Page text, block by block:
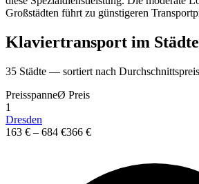
Großstädten führt zu günstigeren
Klaviertransport im Stä
35 Städte — sortiert nach Durchschnittspreis
PreisspanneØ Preis
1
Dresden
163 € – 684 €366 €